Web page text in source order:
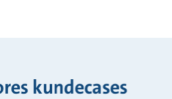
kundecases